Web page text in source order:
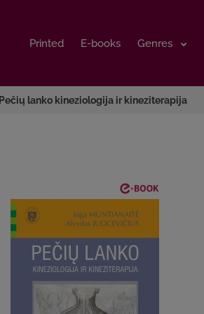
Printed E-books Genres
Printed E-books Genres
Pečių lanko kineziologija ir kineziterapija